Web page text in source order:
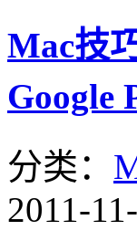
Mac技
Google
分类：
2011-